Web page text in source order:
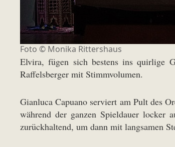
Foto © Monika Rittershaus
Elvira, fügen sich bestens ins quirlige
Raffelsberger mit Stimmvolumen.
Gianluca Capuano serviert am Pult des
während der ganzen Spieldauer
zurückhaltend, um dann mit langsamen